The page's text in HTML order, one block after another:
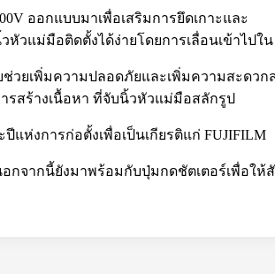
ออกแบบมาเพื่อเสริมการยึดเกาะและ
วแม่มือติดตั้งได้ง่ายโดยการเลื่อนเข้าไปใน
วยเพิ่มความปลอดภัยและเพิ่มความสะดวก
สร้างเนื้อหา ที่จับนิ้วหัวแม่มือสลักรูป
ปีแห่งการก่อตั้งเพื่อเป็นเกียรติแก่ FUJIFILM
จากนี้ยังมาพร้อมกับปุ่มกดชัตเตอร์เพื่อให้